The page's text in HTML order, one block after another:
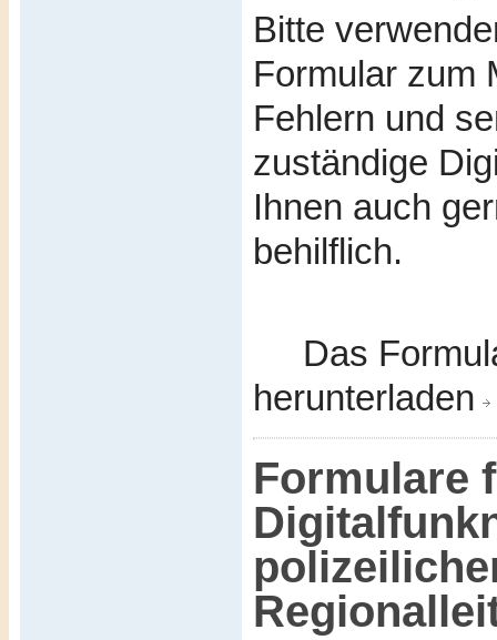
Bitte
Formular zum
Fehlern und
zuständige
Ihnen auch
behilflich.
Das
herunterladen
Formulare